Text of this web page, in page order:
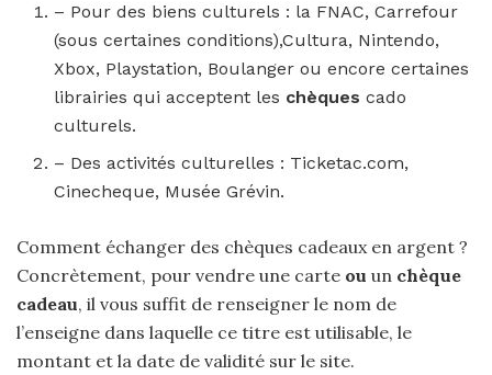
– Pour des biens culturels : la FNAC, Carrefour
(sous certaines conditions),Cultura, Nintendo,
Xbox, Playstation, Boulanger ou encore certaines
librairies qui acceptent les chèquescado
culturels.
– Des activités culturelles : Ticketac.com,
Cinecheque, Musée Grévin.
Comment échanger des chèques cadeaux en argent ?
Concrètement, pour vendre une carte ou un chèque
cadeau, il vous suffit de renseigner le nom de
l’enseigne dans laquelle ce titre est utilisable, le
montant et la date de validité sur le site.